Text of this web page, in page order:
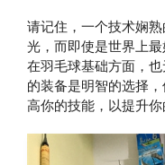
请记住，一个技术娴
光，而即使是世界上
在羽毛球基础方面，
的装备是明智的选择
高你的技能，以提升你